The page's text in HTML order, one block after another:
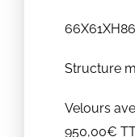
Structure
Velours
950,00€